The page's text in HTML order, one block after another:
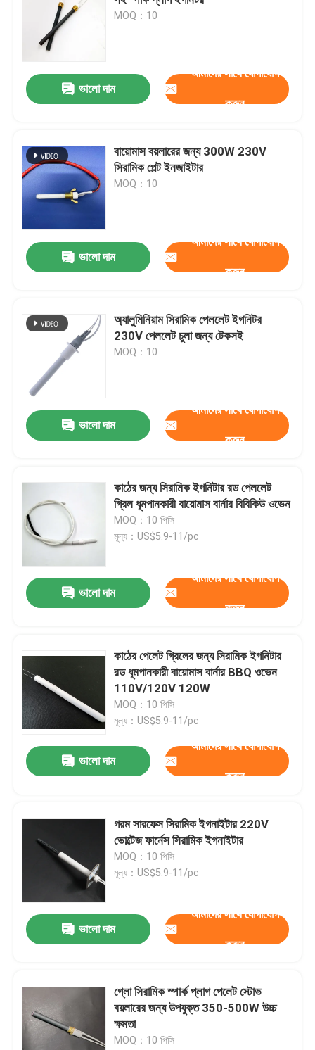
সিরামিক ইগনিটর
সিলিকন নাইট্রাইড ইনজাইটার
সিরামিক হিটিং প্লেট
সিরামিক ওজোন জেনারেটর
বাণিজ্যিক ওজোন মেশিন
পোর্টেবল ওজোন মেশিন
উচ্চ ভোল্টেজ প্রতিরোধক
MOQ：10
ভালো দাম
আমাদের সাথে যোগাযোগ
করুন
বায়োমাস বয়লারের জন্য 300W 230V
সিরামিক পেল্ট ইনজাইটার
MOQ：10
ভালো দাম
আমাদের সাথে যোগাযোগ
করুন
অ্যালুমিনিয়াম সিরামিক পেললেট ইগনিটর
230V পেললেট চুলা জন্য টেকসই
MOQ：10
ভালো দাম
আমাদের সাথে যোগাযোগ
করুন
কাঠের জন্য সিরামিক ইগনিটার রড পেললেট
গ্রিল ধূমপানকারী বায়োমাস বার্নার বিবিকিউ ওভেন
MOQ：10 পিসি
মূল্য：US$5.9-11/pc
ভালো দাম
আমাদের সাথে যোগাযোগ
করুন
কাঠের পেলেট গ্রিলের জন্য সিরামিক ইগনিটার
রড ধূমপানকারী বায়োমাস বার্নার BBQ ওভেন
110V/120V 120W
MOQ：10 পিসি
মূল্য：US$5.9-11/pc
ভালো দাম
আমাদের সাথে যোগাযোগ
করুন
গরম সারফেস সিরামিক ইগনাইটার 220V
ভোল্টেজ ফার্নেস সিরামিক ইগনাইটার
MOQ：10 পিসি
মূল্য：US$5.9-11/pc
ভালো দাম
আমাদের সাথে যোগাযোগ
করুন
গ্লো সিরামিক স্পার্ক প্লাগ পেলেট স্টোভ
বয়লারের জন্য উপযুক্ত 350-500W উচ্চ
ক্ষমতা
MOQ：10 পিসি